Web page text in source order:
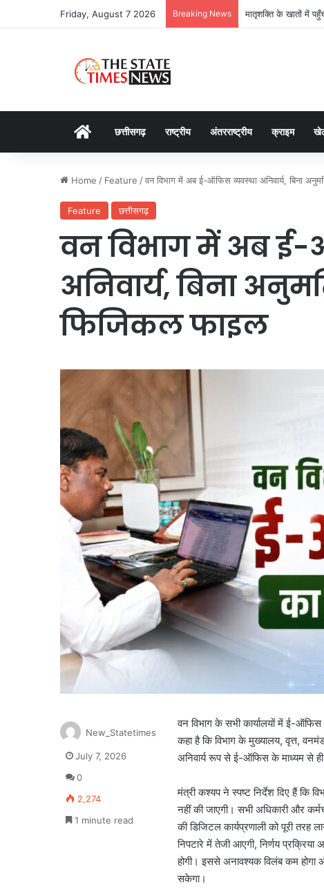
Friday, August 7 2026 Breaking News मातृशक्ति के खातों में
Homeछत्तीसगढ़ राष्ट्रीय अंतरराष्ट्रीय क्राइम
Home / Feature /वन विभाग में अब ई-ऑफिस व्यवस्था अनिवार्य, बिना
Feature छत्तीसगढ़
वन विभाग में अब ई-
अनिवार्य, बिना
फिजिकल फाइल
वन विभाग के सभी कार्यालयों में ई-
कहा है कि विभाग के मुख्यालय, वृत्त,
अनिवार्य रूप से ई-ऑफिस के माध्यम से ही
मंत्री कश्यप ने स्पष्ट निर्देश दिए हैं कि
नहीं की जाएगी। सभी अधिकारी और
की डिजिटल कार्यप्रणाली को पूरी
निपटारे में तेजी आएगी, निर्णय प्रक्रिया
होगी। इससे अनावश्यक विलंब कम होगा
सकेगा।
New_Statetimes
July 7, 2026
0
2,274
1 minute read